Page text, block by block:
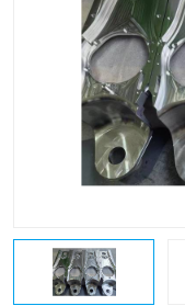
零部件机加工
CNC加工
不锈钢加工